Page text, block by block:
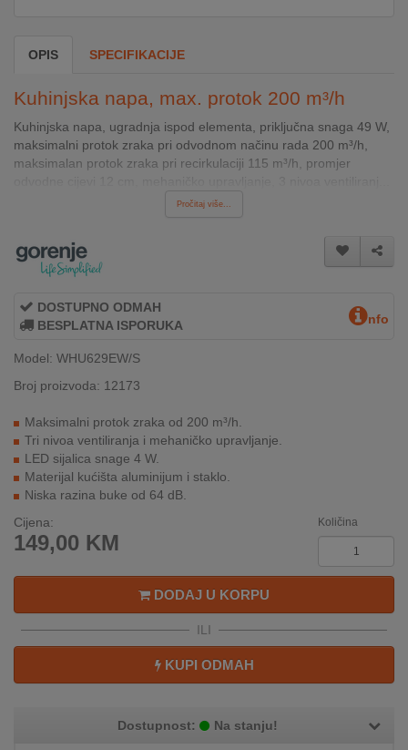
KLIMATIZACIJA
INTERNO
NALOG
AKCIJE
BRENDOVI
NOVO
U
PONUDI
KONTAKT
NA
RATE
OPIS SPECIFIKACIJE
Kuhinjska napa, max. protok 200 m³/h
Kuhinjska napa, ugradnja ispod elementa, priključna snaga 49 W,
maksimalni protok zraka pri odvodnom načinu rada 200 m³/h,
maksimalan protok zraka pri recirkulaciji 115 m³/h, promjer
Pročitaj više...
DOSTUPNO ODMAH
BESPLATNA ISPORUKA
nfo
Model: WHU629EW/S
Broj proizvoda: 12173
Maksimalni protok zraka od 200 m³/h.
Tri nivoa ventiliranja i mehaničko upravljanje.
LED sijalica snage 4 W.
Materijal kućišta aluminijum i staklo.
Niska razina buke od 64 dB.
Cijena:
149,00 KM
Količina
DODAJ U KORPU
ILI
KUPI ODMAH
Dostupnost: Na stanju!